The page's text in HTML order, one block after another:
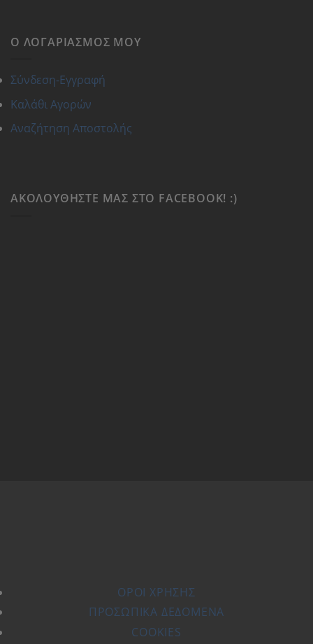
Ο ΛΟΓΑΡΙΑΣΜΌΣ ΜΟΥ
Σύνδεση-Εγγραφή
Καλάθι Αγορών
Αναζήτηση Αποστολής
ΑΚΟΛΟΥΘΉΣΤΕ ΜΑΣ ΣΤΟ FACEBOOK! :)
ΌΡΟΙ ΧΡΗΣΗΣ
ΠΡΟΣΩΠΙΚΆ ΔΕΔΟΜΈΝΑ
COOKIES